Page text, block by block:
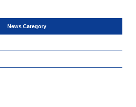
News Category